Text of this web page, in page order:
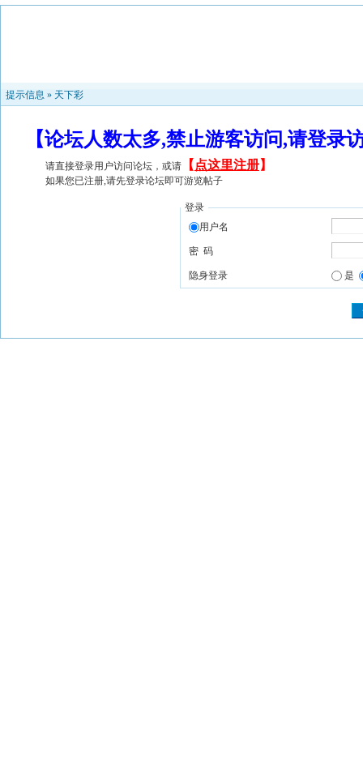
提示信息 » 天下彩
【论坛人数太多,禁止游客访问,请登
请直接登录用户访问论坛，或请 【 点这里注册】
如果您已注册,请先登录论坛即可游览帖子
登录
用户名
密 码
隐身登录 是